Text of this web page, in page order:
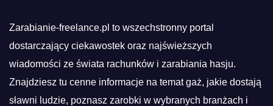
Zarabianie-freelance.pl to wszechstronny portal
dostarczający ciekawostek oraz najświeższych
wiadomości ze świata rachunków i zarabiania hasju.
Znajdziesz tu cenne informacje na temat gaż, jakie dostają
sławni ludzie, poznasz zarobki w wybranych branżach i